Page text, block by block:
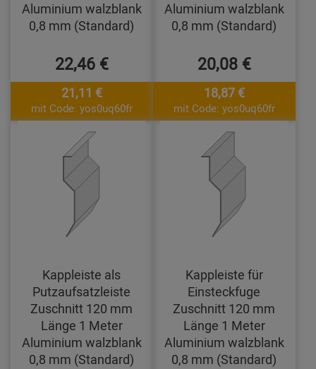
Aluminium walzblank
0,8 mm (Standard)
22,46 €
21,11 €
mit Code: yos0uq60fr
Aluminium walzblank
0,8 mm (Standard)
20,08 €
18,87 €
mit Code: yos0uq60fr
Kappleiste als
Putzaufsatzleiste
Zuschnitt 120 mm
Länge 1 Meter
Aluminium walzblank
0,8 mm (Standard)
Kappleiste für
Einsteckfuge
Zuschnitt 120 mm
Länge 1 Meter
Aluminium walzblank
0,8 mm (Standard)